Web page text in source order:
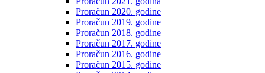
Proračun 2020. godine
Proračun 2019. godine
Proračun 2018. godine
Proračun 2017. godine
Proračun 2016. godine
Proračun 2015. godine